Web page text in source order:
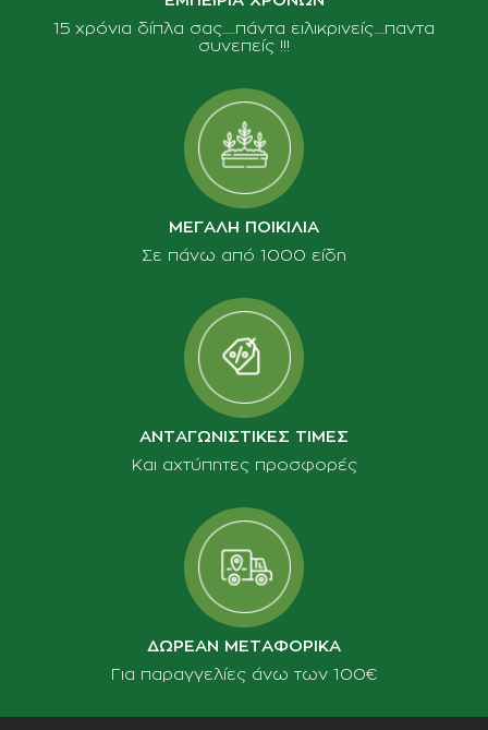
15 χρόνια δίπλα σας......πάντα ειλικρινείς.....παντα
συνεπείς !!!
ΜΕΓΑΛΗ ΠΟΙΚΙΛΙΑ
Σε πάνω από 1000 είδη
ΑΝΤΑΓΩΝΙΣΤΙΚΕΣ ΤΙΜΕΣ
Και αχτύπητες προσφορές
ΔΩΡΕΑΝ ΜΕΤΑΦΟΡΙΚΑ
Για παραγγελίες άνω των 100€